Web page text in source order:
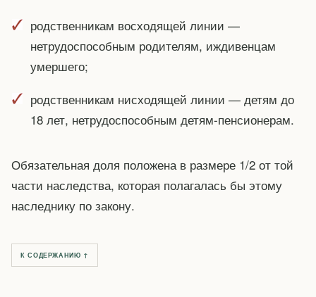
родственникам восходящей линии —
нетрудоспособным родителям, иждивенцам
умершего;
родственникам нисходящей линии — детям до
18 лет, нетрудоспособным детям-пенсионерам.
Обязательная доля положена в размере 1/2 от той
части наследства, которая полагалась бы этому
наследнику по закону.
К СОДЕРЖАНИЮ ↑